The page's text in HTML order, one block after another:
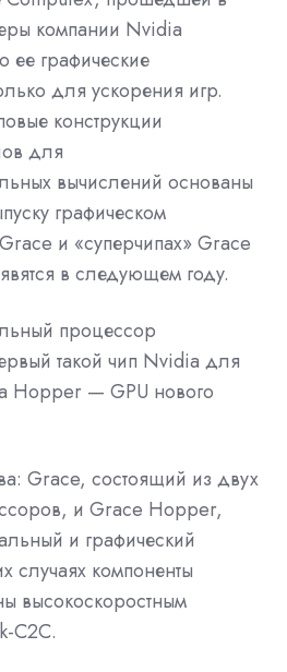
компании Nvidia
ее графические
для ускорения игр.
конструкции
для
вычислений основаны
графическом
и «суперчипах» Grace
в следующем году.
процессор
такой чип Nvidia для
Hopper — GPU нового
Grace, состоящий из двух
и Grace Hopper,
и графический
случаях компоненты
высокоскоростным
C2C.